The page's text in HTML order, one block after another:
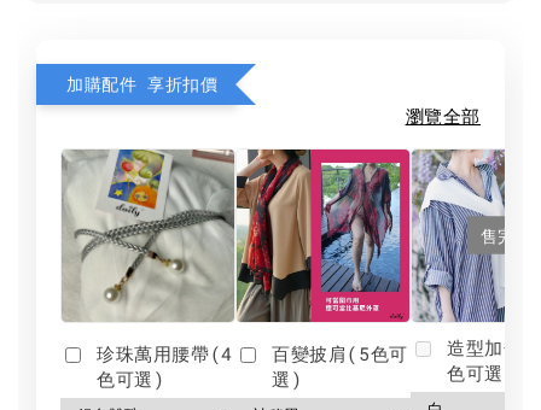
加購配件 享折扣價
瀏覽全部
珍珠萬用腰帶(4
色可選)
百變披肩(5色可
選)
售完
造型加分
色可選)